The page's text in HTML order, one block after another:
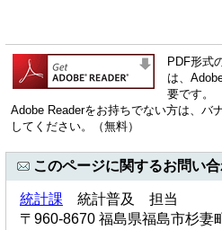
PDF形式
は、
要です。
Adobe Readerをお持ちでない方は、バ
してください。（無料）
このページに関するお問い
統計課 統計普及 担当
〒960-8670 福島県福島市杉